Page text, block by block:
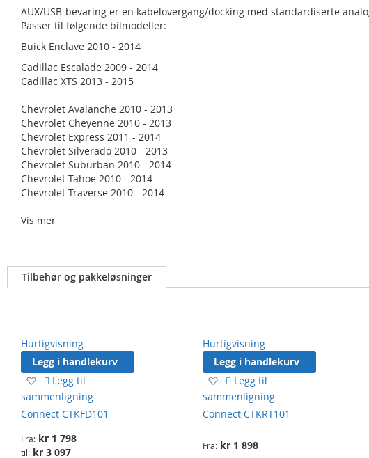
AUX/USB-bevaring er en kabelovergang/docking med standardiserte
Passer til følgende bilmodeller:
Buick Enclave 2010 - 2014
Cadillac Escalade 2009 - 2014
Cadillac XTS 2013 - 2015
Chevrolet Avalanche 2010 - 2013
Chevrolet Cheyenne 2010 - 2013
Chevrolet Express 2011 - 2014
Chevrolet Silverado 2010 - 2013
Chevrolet Suburban 2010 - 2014
Chevrolet Tahoe 2010 - 2014
Chevrolet Traverse 2010 - 2014
Chrysler 300 2011 - 2014
Dodge Dart 2013 - 2013
Dodge RAM 2500 2013 - 2014
Dodge RAM 3500 2013 - 2014
Fiat Freemont 2011 - 2015 (Til USB2)
Ford C-Max 2011 - 2018*
Ford Focus 2011 - 2018*
Ford Mustang 2015 -->*
Vis mer
Tilbehør og pakkeløsninger
Hurtigvisning
Legg i handlekurv
Legg
til
ønskeliste
Legg til
sammenligning
Connect CTKFD101
Fra kr 1 798
til kr 3 097
Hurtigvisning
Legg i handlekurv
Legg
til
ønskeliste
Legg til
sammenligning
Connect CTKRT101
Fra kr 1 898